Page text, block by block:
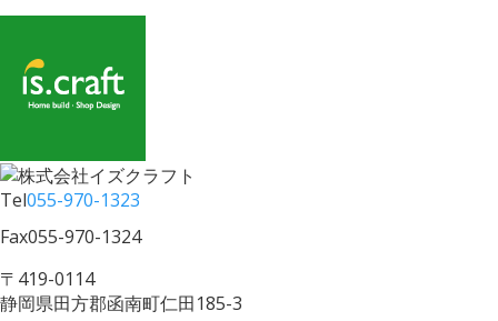
Tel055-970-1323
Fax055-970-1324
〒419-0114
静岡県田方郡函南町仁田185-3